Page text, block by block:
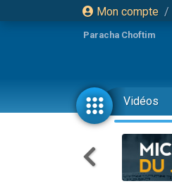
Mon compte /
Paracha Choftim
Vidéos